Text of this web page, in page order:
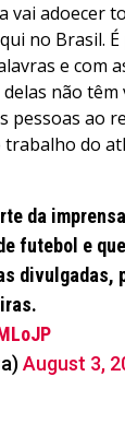
vai adoecer
no Brasil.
e com
não têm
pessoas ao
do
da
futebol e
divulgadas,
August 3,